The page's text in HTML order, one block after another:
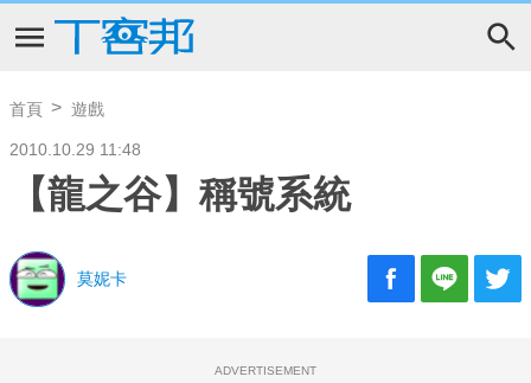
首頁 遊戲
2010.10.29 11:48
【龍之谷】稱號系統
莫妮卡
ADVERTISEMENT